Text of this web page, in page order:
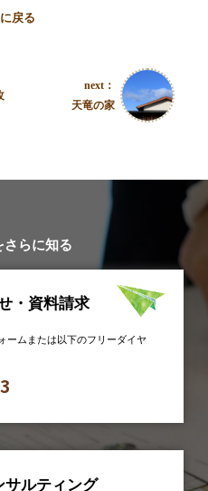
戻る
next：
天竜の家
らに知る
・資料請求
ームまたは以下のフリーダイヤ
サルティング